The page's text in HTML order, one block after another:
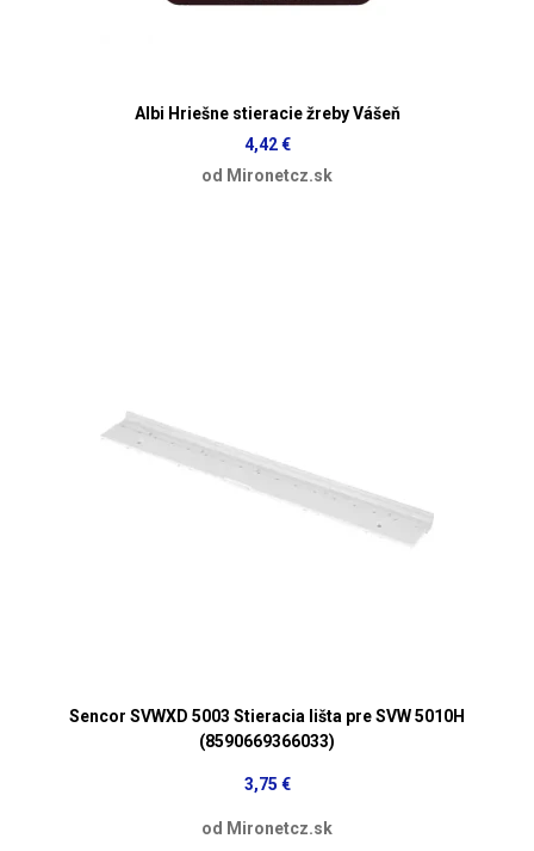
Albi Hriešne stieracie žreby Vášeň
4,42 €
od Mironetcz.sk
Sencor SVWXD 5003 Stieracia lišta pre SVW 5010H
(8590669366033)
3,75 €
od Mironetcz.sk